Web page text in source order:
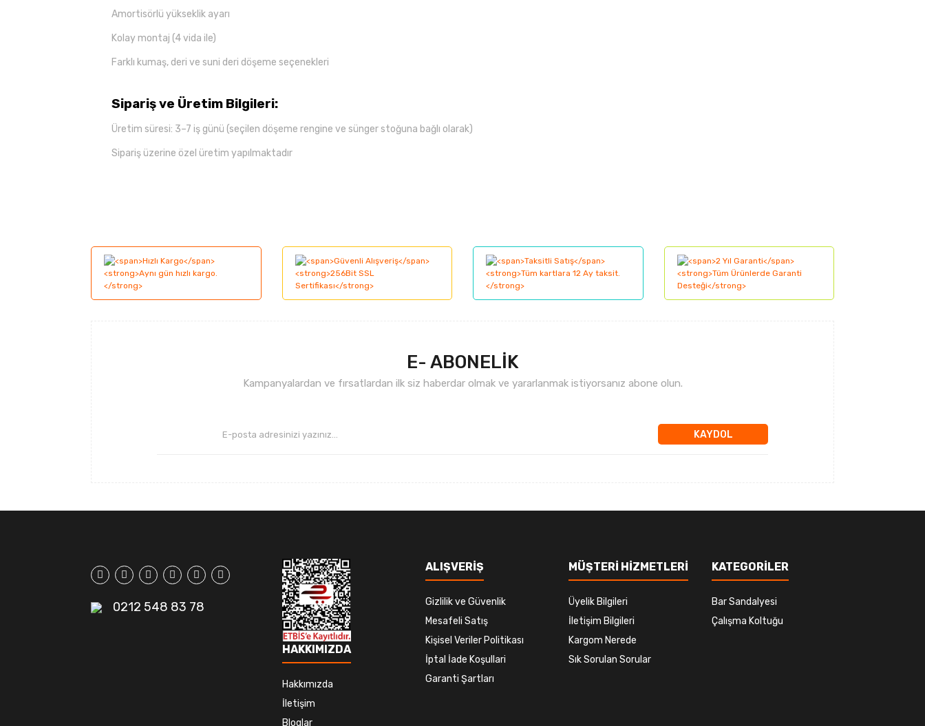
Amortisörlü yükseklik ayarı
Kolay montaj (4 vida ile)
Farklı kumaş, deri ve suni deri döşeme seçenekleri
Sipariş ve Üretim Bilgileri:
Üretim süresi: 3–7 iş günü (seçilen döşeme rengine ve sünger stoğuna bağlı olarak)
Sipariş üzerine özel üretim yapılmaktadır
Ürün resmi kalitesiz, bozuk veya görüntülenemiyor.
Ürün açıklamasında eksik bilgiler bulunuyor.
E- ABONELİK
Kampanyalardan ve fırsatlardan ilk siz haberdar olmak ve yararlanmak istiyorsanız abone olun.
KAYDOL
0212 548 83 78
HAKKIMIZDA
Hakkımızda
İletişim
Bloglar
ALIŞVERİŞ
Gizlilik ve Güvenlik
Mesafeli Satış
Kişisel Veriler Politikası
İptal İade Koşullari
Garanti Şartları
MÜŞTERİ HİZMETLERİ
Üyelik Bilgileri
İletişim Bilgileri
Kargom Nerede
Sık Sorulan Sorular
KATEGORİLER
Bar Sandalyesi
Çalışma Koltuğu